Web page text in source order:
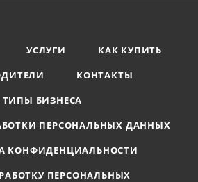
УСЛУГИ
КАК КУПИТЬ
КОНТАКТЫ
ТИПЫ БИЗНЕСА
ПЕРСОНАЛЬНЫХ ДАННЫХ
КОНФИДЕНЦИАЛЬНОСТИ
ПЕРСОНАЛЬНЫХ